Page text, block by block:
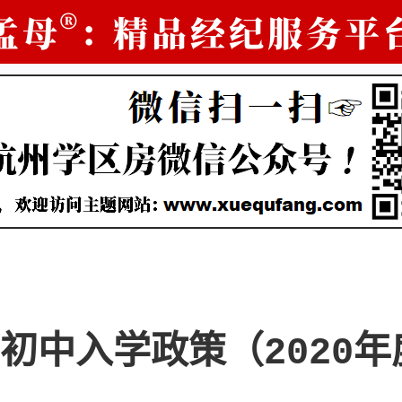
中入学政策（2020年